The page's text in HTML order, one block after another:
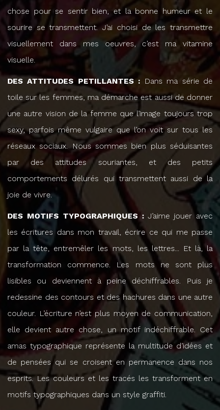
chose pour se sentir bien, et la bonne humeur et le
sourire se transmettent. J’ai choisi de les transmettre
visuellement dans mes oeuvres, c’est ma vitamine
visuelle.
DES ATTITUDES PETILLANTES : Dans ma série de
toile sur les femmes, ma démarche est aussi de donner
une autre vision de la femme que l’image toujours trop
sexy, parfois même vulgaire que l’on voit sur tous les
réseaux sociaux. Nous sommes bien plus séduisantes
par des attitudes souriantes, et des petits
comportements délurés qui transmettent aussi de la
joie de vivre.
DES MOTIFS TYPOGRAPHIQUES : J’aime jouer avec
les écritures dans mon travail, écrire ce qui me passe
par la tête, entremêler les mots, les lettres... Et là, la
transformation commence. Les mots ne sont plus
lisibles ou deviennent à peine déchiffrables. Puis je
redessine des contours et des hachures dans une autre
couleur. L’écriture n’est plus moyen de communication,
elle devient autre chose, un motif indéchiffrable. Cet
amas typographique représente la multitude d’idées et
de pensées qui se croisent en permanence dans nos
esprits. Les couleurs et les tracés les transforment en
motifs typographiques dans un style graffiti.